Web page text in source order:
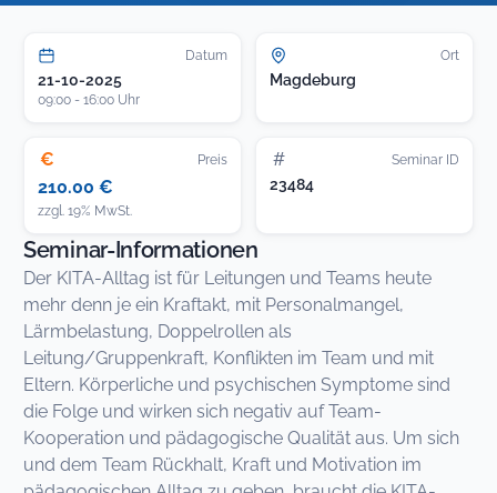
Datum
21-10-2025
09:00 - 16:00 Uhr
Ort
Magdeburg
€ Preis
210.00 €
zzgl. 19% MwSt.
# Seminar ID
23484
Seminar-Informationen
Der KITA-Alltag ist für Leitungen und Teams heute
mehr denn je ein Kraftakt, mit Personalmangel,
Lärmbelastung, Doppelrollen als
Leitung/Gruppenkraft, Konflikten im Team und mit
Eltern. Körperliche und psychischen Symptome sind
die Folge und wirken sich negativ auf Team-
Kooperation und pädagogische Qualität aus. Um sich
und dem Team Rückhalt, Kraft und Motivation im